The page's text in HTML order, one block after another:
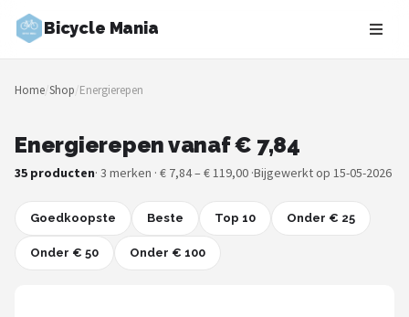
Bicycle Mania
Zoeken
NAVIGATIE
Merken
Blog
Fietsroutes
Home/Shop/Energierepen
Energierepen vanaf € 7,84
35 producten· 3 merken · € 7,84 – € 119,00 ·Bijgewerkt op 15-05-2026
Goedkoopste Beste Top 10 Onder € 25
Onder € 50 Onder € 100